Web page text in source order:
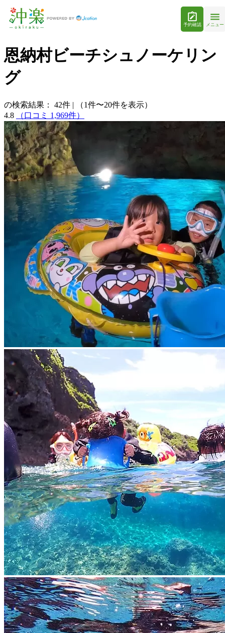
予約確認 メニュー
恩納村ビーチシュノーケリン
グ
の検索結果： 42件 |
（1件〜20件を表示）
4.8
（口コミ 1,969件）